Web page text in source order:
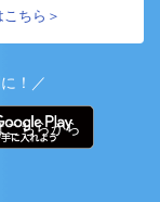
ちら＞
！／
こちらから